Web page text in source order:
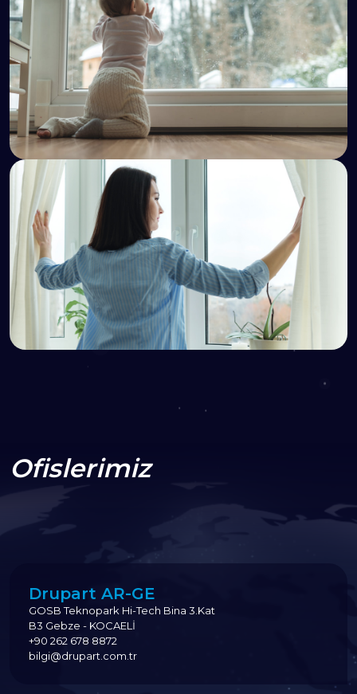
Ofislerimiz
Drupart AR-GE
GOSB Teknopark Hi-Tech Bina 3.Kat
B3 Gebze - KOCAELİ
+90 262 678 8872
bilgi@drupart.com.tr